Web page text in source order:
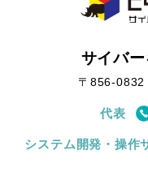
サイバ
〒856-0832
代表
システム開発・操作